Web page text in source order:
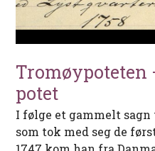
Tromøypoteten
potet
I følge et gammelt sagn
som tok med seg de